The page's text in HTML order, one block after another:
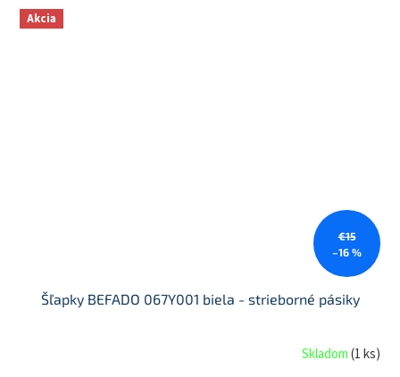
Akcia
€15
–16 %
Šľapky BEFADO 067Y001 biela - strieborné pásiky
Skladom(1 ks)